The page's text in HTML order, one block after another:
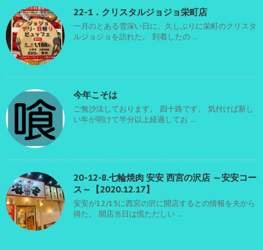
22-1．クリスタルジョジョ栄町店
一月のとある雪深い日に、久しぶりに栄町のクリスタ
ルジョジョを訪れた。 到着したの ...
今年こそは
ご無沙汰しております。 四十路です。 気付けば新し
い年が明けて半分以上経過してお ...
20-12-8.七輪焼肉 安安 西宮の沢店 ～安安コー
ス～【2020.12.17】
安安が12/15に西宮の沢に開店するとの情報を夫から
得た。 開店当日は慌ただしい ...